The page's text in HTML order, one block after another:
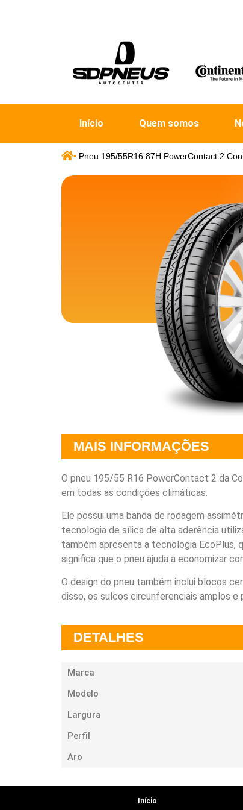
Início Quem somos
• Pneu 195/55R16 87H PowerContact 2
MAIS INFORMAÇÕES
O pneu 195/55 R16 PowerContact 2 da
em todas as condições climáticas.
Ele possui uma banda de rodagem
tecnologia de sílica de alta aderência
também apresenta a tecnologia EcoPlus,
significa que o pneu ajuda a economizar
O design do pneu também inclui blocos
disso, os sulcos circunferenciais amplos e
DETALHES
Marca
Modelo
Largura
Perfil
Aro
Início